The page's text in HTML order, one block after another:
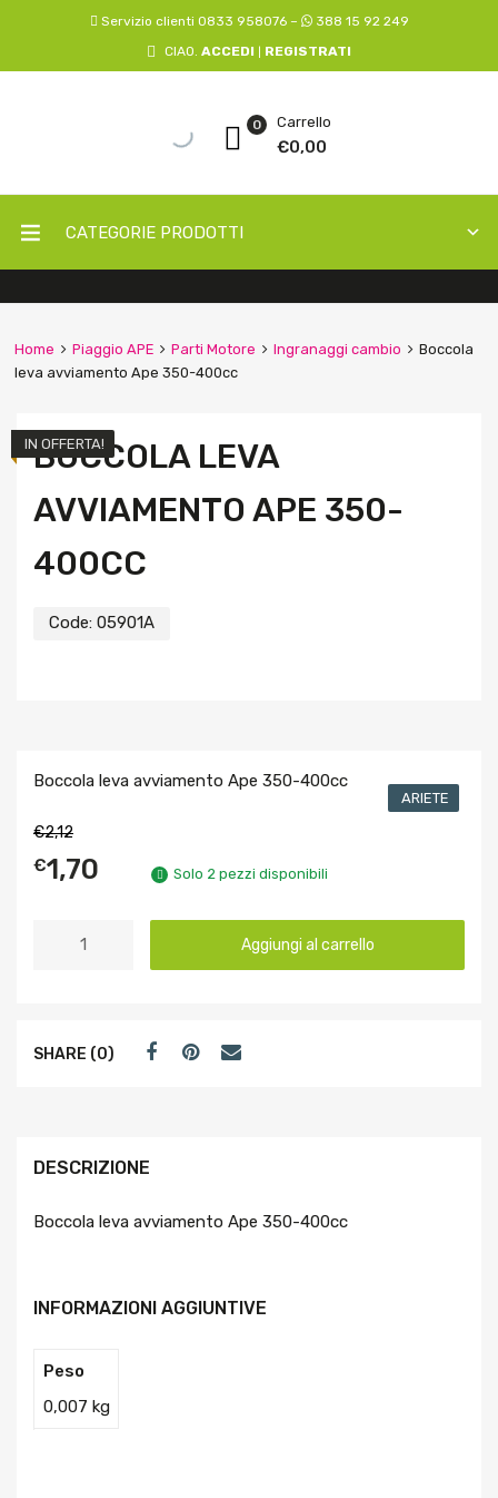
Servizio clienti 0833 958076 –
388 15 92 249
CIAO. ACCEDI REGISTRATI
Carrello
€0,00
0
CATEGORIE PRODOTTI
Home Piaggio APE Parti Motore Ingranaggi cambio
Boccola
leva avviamento Ape 350-400cc
BOCCOLA LEVA
AVVIAMENTO APE 350-
400CC
Code: 05901A
IN OFFERTA!
Boccola leva avviamento Ape 350-400cc
€2,12
€1,70
ARIETE
Solo 2 pezzi disponibili
Aggiungi al carrello
SHARE (0)
DESCRIZIONE
Boccola leva avviamento Ape 350-400cc
INFORMAZIONI AGGIUNTIVE
Peso
0,007 kg